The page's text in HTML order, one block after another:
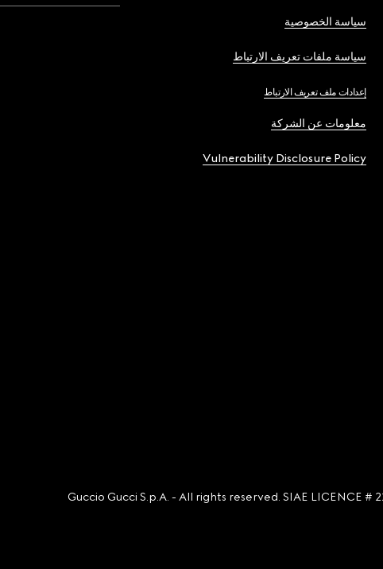
سياسة الخصوصية
سياسة ملفات تعريف الارتباط
إعدادات ملف تعريف الارتباط
معلومات عن الشركة
Vulnerability Disclosure Policy